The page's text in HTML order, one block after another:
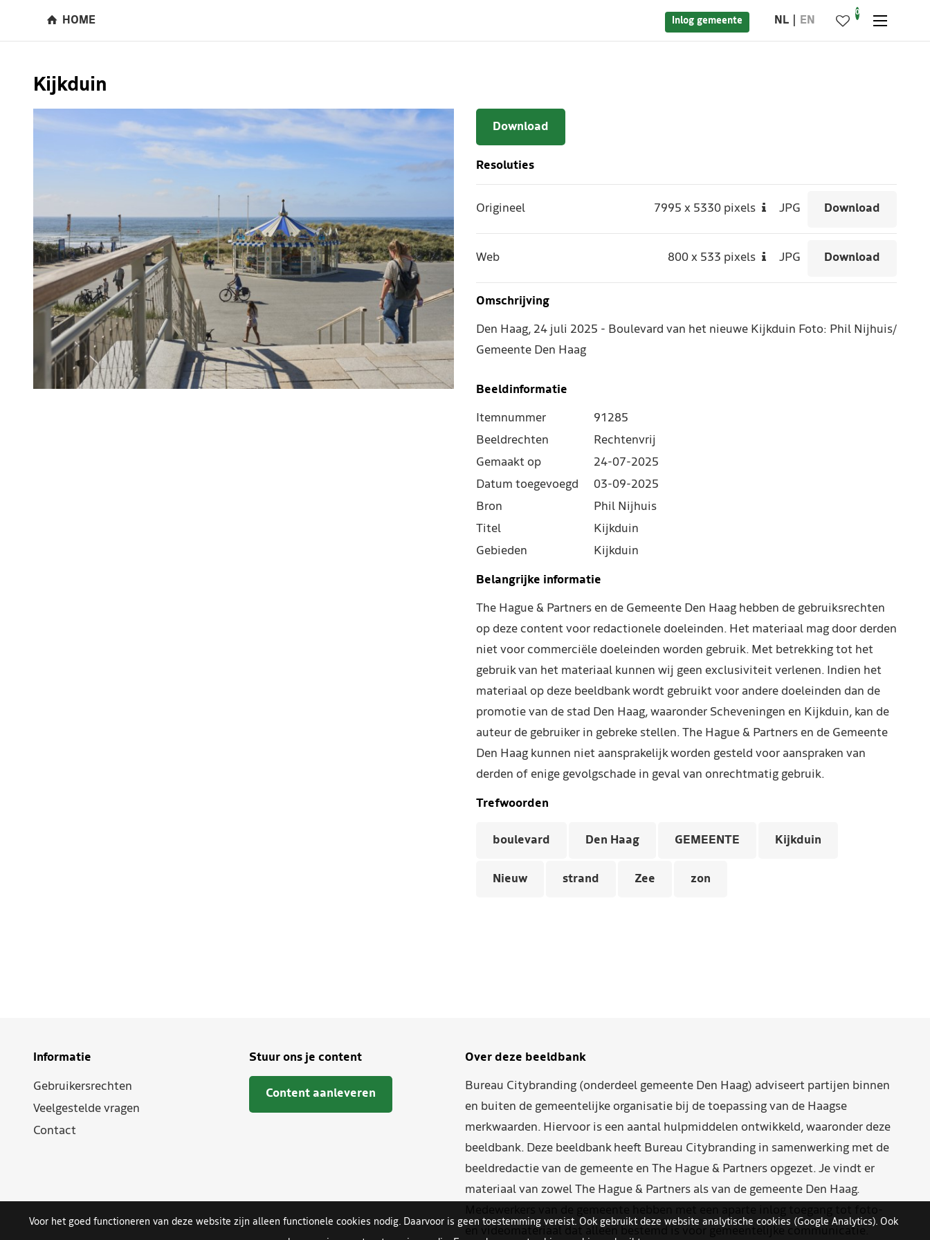
HOME Inlog gemeente NL EN
0
Kijkduin
Download
Resoluties
Origineel 7995x 5330 pixels JPG Download
Web 800x 533 pixels JPG Download
Omschrijving
Den Haag, 24 juli 2025 - Boulevard van het nieuwe Kijkduin Foto: Phil Nijhuis/
Gemeente Den Haag
Beeldinformatie
Itemnummer
91285
Beeldrechten
Rechtenvrij
Gemaakt op
24-07-2025
Datum toegevoegd
03-09-2025
Bron
Phil Nijhuis
Titel
Kijkduin
Gebieden
Kijkduin
Belangrijke informatie
The Hague & Partners en de Gemeente Den Haag hebben de gebruiksrechten
op deze content voor redactionele doeleinden. Het materiaal mag door derden
niet voor commerciële doeleinden worden gebruik. Met betrekking tot het
gebruik van het materiaal kunnen wij geen exclusiviteit verlenen. Indien het
materiaal op deze beeldbank wordt gebruikt voor andere doeleinden dan de
promotie van de stad Den Haag, waaronder Scheveningen en Kijkduin, kan de
auteur de gebruiker in gebreke stellen. The Hague & Partners en de Gemeente
Den Haag kunnen niet aansprakelijk worden gesteld voor aanspraken van
derden of enige gevolgschade in geval van onrechtmatig gebruik.
Trefwoorden
boulevard Den Haag GEMEENTE Kijkduin
Nieuw strand Zee zon
Informatie
Gebruikersrechten
Veelgestelde vragen
Contact
Stuur ons je content
Content aanleveren
Over deze beeldbank
Bureau Citybranding (onderdeel gemeente Den Haag) adviseert partijen binnen
en buiten de gemeentelijke organisatie bij de toepassing van de Haagse
merkwaarden. Hiervoor is een aantal hulpmiddelen ontwikkeld, waaronder deze
beeldbank. Deze beeldbank heeft Bureau Citybranding in samenwerking met de
beeldredactie van de gemeente en The Hague & Partners opgezet. Je vindt er
materiaal van zowel The Hague & Partners als van de gemeente Den Haag.
Voor het goed functioneren van deze website zijn alleen functionele cookies nodig. Daarvoor is geen toestemming vereist. Ook gebruikt deze website analytische cookies (Google Analytics). Ook